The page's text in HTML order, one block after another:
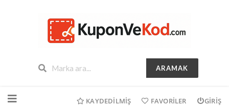
ARAMAK
geç
KAYDEDILMIŞ FAVORILER GIRIŞ